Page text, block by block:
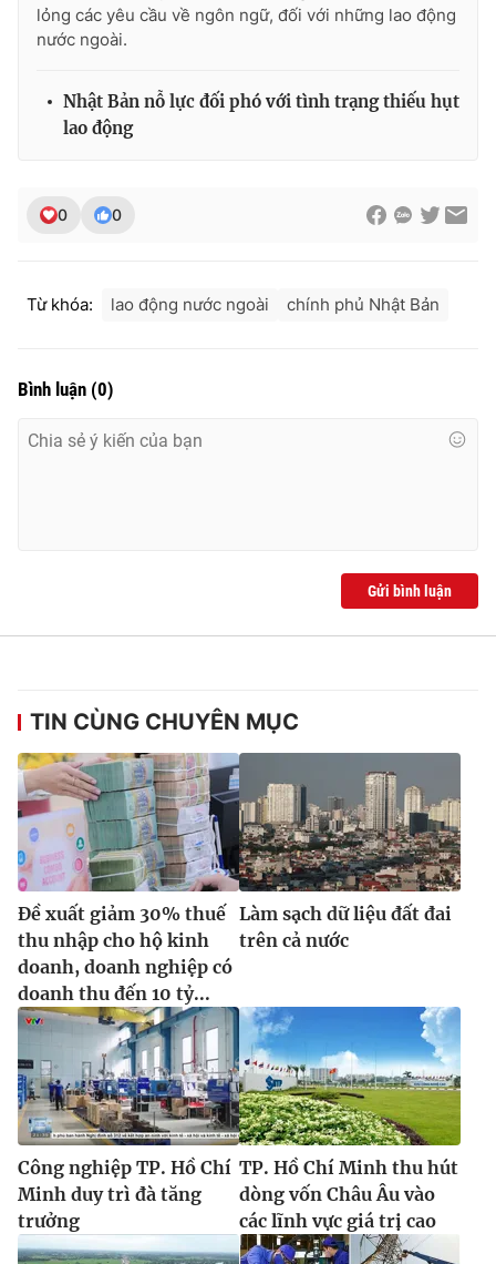
THỜI BÁO VTV
Theo dõi báo trên
Cơ quan báo chí:Thời báo VTV
Tổng Biên tập:
Nguyễn Trọng Ninh
® Cấm sao chép dưới mọi hình thức nếu không có sự chấp
thuận bằng văn bản. Ghi rõ nguồn VTV.vn khi phát hành lại
thông tin từ website này.
lỏng các yêu cầu về ngôn ngữ, đối với những lao động
nước ngoài.
Nhật Bản nỗ lực đối phó với tình trạng thiếu hụt
lao động
0 0
Từ khóa: lao động nước ngoài chính phủ Nhật Bản
Bình luận (0)
Gửi bình luận
TIN CÙNG CHUYÊN MỤC
Đề xuất giảm 30% thuế
thu nhập cho hộ kinh
doanh, doanh nghiệp có
doanh thu đến 10 tỷ...
Làm sạch dữ liệu đất đai
trên cả nước
Công nghiệp TP. Hồ Chí
Minh duy trì đà tăng
trưởng
TP. Hồ Chí Minh thu hút
dòng vốn Châu Âu vào
các lĩnh vực giá trị cao